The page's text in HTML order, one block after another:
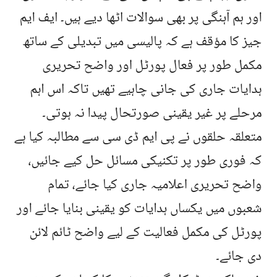
اور ہم آہنگی پر بھی سوالات اٹھا دیے ہیں۔ ایف ایم
جیز کا مؤقف ہے کہ پالیسی میں تبدیلی کے ساتھ
مکمل طور پر فعال پورٹل اور واضح تحریری
ہدایات جاری کی جانی چاہیے تھیں تاکہ اس اہم
مرحلے پر غیر یقینی صورتحال پیدا نہ ہوتی۔
متعلقہ حلقوں نے پی ایم ڈی سی سے مطالبہ کیا ہے
کہ فوری طور پر تکنیکی مسائل حل کیے جائیں،
واضح تحریری اعلامیہ جاری کیا جائے، تمام
شعبوں میں یکساں ہدایات کو یقینی بنایا جائے اور
پورٹل کی مکمل فعالیت کے لیے واضح ٹائم لائن
دی جائے۔